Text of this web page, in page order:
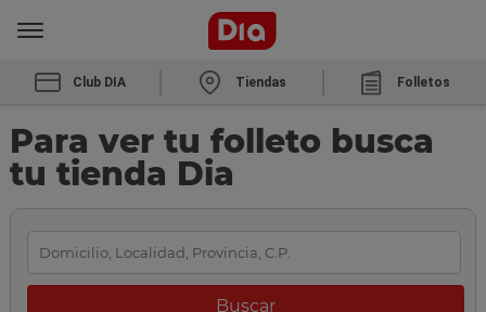
Club DIA Tiendas Folletos
Para ver tu folleto busca
tu tienda Dia